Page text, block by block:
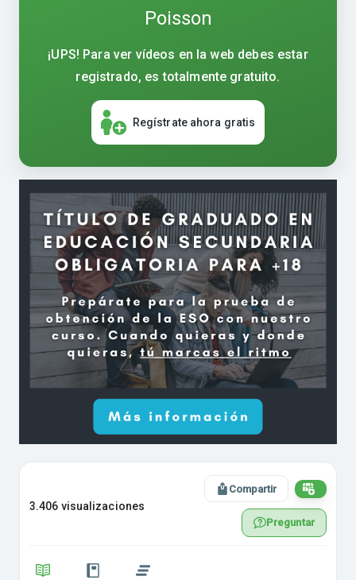
Poisson
¡UPS! Para ver vídeos en la web debes estar
registrado, es totalmente gratuito.
Regístrate ahora gratis
3.406 visualizaciones
Compartir
Preguntar